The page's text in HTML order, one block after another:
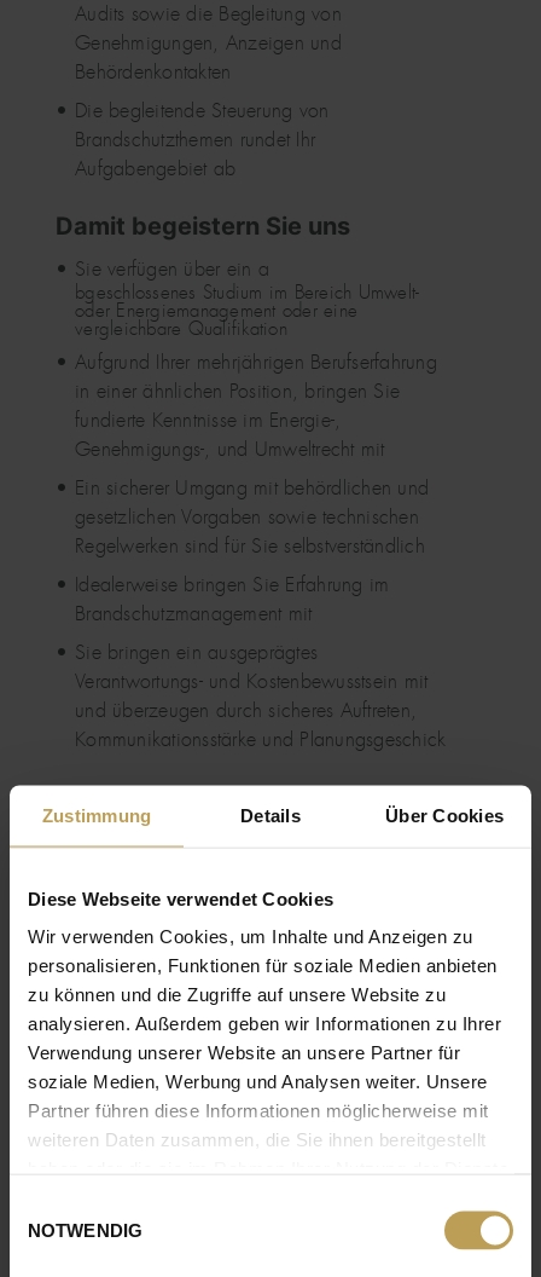
Zustimmung Details Über Cookies
Diese Webseite verwendet Cookies
Wir verwenden Cookies, um Inhalte und Anzeigen zu
personalisieren, Funktionen für soziale Medien anbieten
zu können und die Zugriffe auf unsere Website zu
analysieren. Außerdem geben wir Informationen zu Ihrer
Verwendung unserer Website an unsere Partner für
soziale Medien, Werbung und Analysen weiter. Unsere
Partner führen diese Informationen möglicherweise mit
weiteren Daten zusammen, die Sie ihnen bereitgestellt
NOTWENDIG
Audits sowie die Begleitung von
Genehmigungen, Anzeigen und
Behördenkontakten
Die begleitende Steuerung von
Brandschutzthemen rundet Ihr
Aufgabengebiet ab
Damit begeistern Sie uns
Sie verfügen über ein a
bgeschlossenes Studium im Bereich Umwelt-
oder Energiemanagement oder eine
vergleichbare Qualifikation
Aufgrund Ihrer mehrjährigen Berufserfahrung
in einer ähnlichen Position, bringen Sie
fundierte Kenntnisse im Energie-,
Genehmigungs-, und Umweltrecht mit
Ein sicherer Umgang mit behördlichen und
gesetzlichen Vorgaben sowie technischen
Regelwerken sind für Sie selbstverständlich
Idealerweise bringen Sie Erfahrung im
Brandschutzmanagement mit
Sie bringen ein ausgeprägtes
Verantwortungs- und Kostenbewusstsein mit
und überzeugen durch sicheres Auftreten,
Kommunikationsstärke und Planungsgeschick
NOCH FRAGEN?
KOSTET NICHTS.
Ob allgemeine Frage oder konkretes Interesse:
Gerne beantworte ich offene Fragen! Per E-Mail
oder direkt am Telefon.
SENIOR PERSONALREFERENTIN